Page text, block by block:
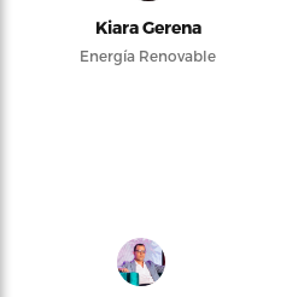
Kiara Gerena
Energía Renovable